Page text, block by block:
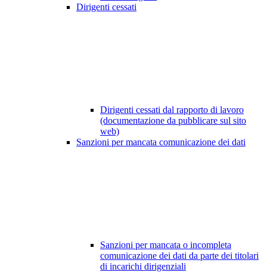
Dirigenti cessati
Dirigenti cessati dal rapporto di lavoro
(documentazione da pubblicare sul sito
web)
Sanzioni per mancata comunicazione dei dati
Sanzioni per mancata o incompleta
comunicazione dei dati da parte dei titolari
di incarichi dirigenziali